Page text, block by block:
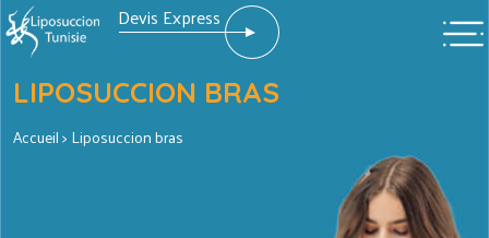
Devis Express
LIPOSUCCION BRAS
Accueil> Liposuccion bras